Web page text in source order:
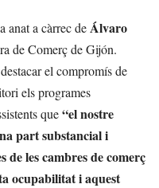
anat a càrrec de Álvaro
de Comerç de Gijón.
el compromís de
els programes
que“el nostre
part substancial i
de les cambres de comerç
ocupabilitat i aquest